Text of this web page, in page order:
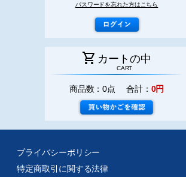
パスワードを忘れた方はこちら
shopping_cart カートの中
CART
商品数：0点 合計： 0円
プライバシーポリシー
特定商取引に関する法律